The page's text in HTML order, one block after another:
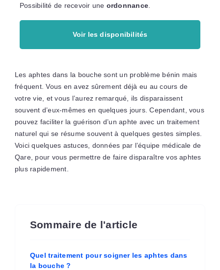
Possibilité de recevoir une ordonnance
Voir les disponibilités
Les aphtes dans la bouche sont un problème bénin mais
fréquent. Vous en avez sûrement déjà eu au cours de
votre vie, et vous l’aurez remarqué, ils disparaissent
souvent d’eux-mêmes en quelques jours. Cependant, vous
pouvez faciliter la guérison d’un aphte avec un traitement
naturel qui se résume souvent à quelques gestes simples.
Voici quelques astuces, données par l’équipe médicale de
Qare, pour vous permettre de faire disparaître vos aphtes
plus rapidement.
Sommaire de l'article
Quel traitement pour soigner les aphtes dans
la bouche ?